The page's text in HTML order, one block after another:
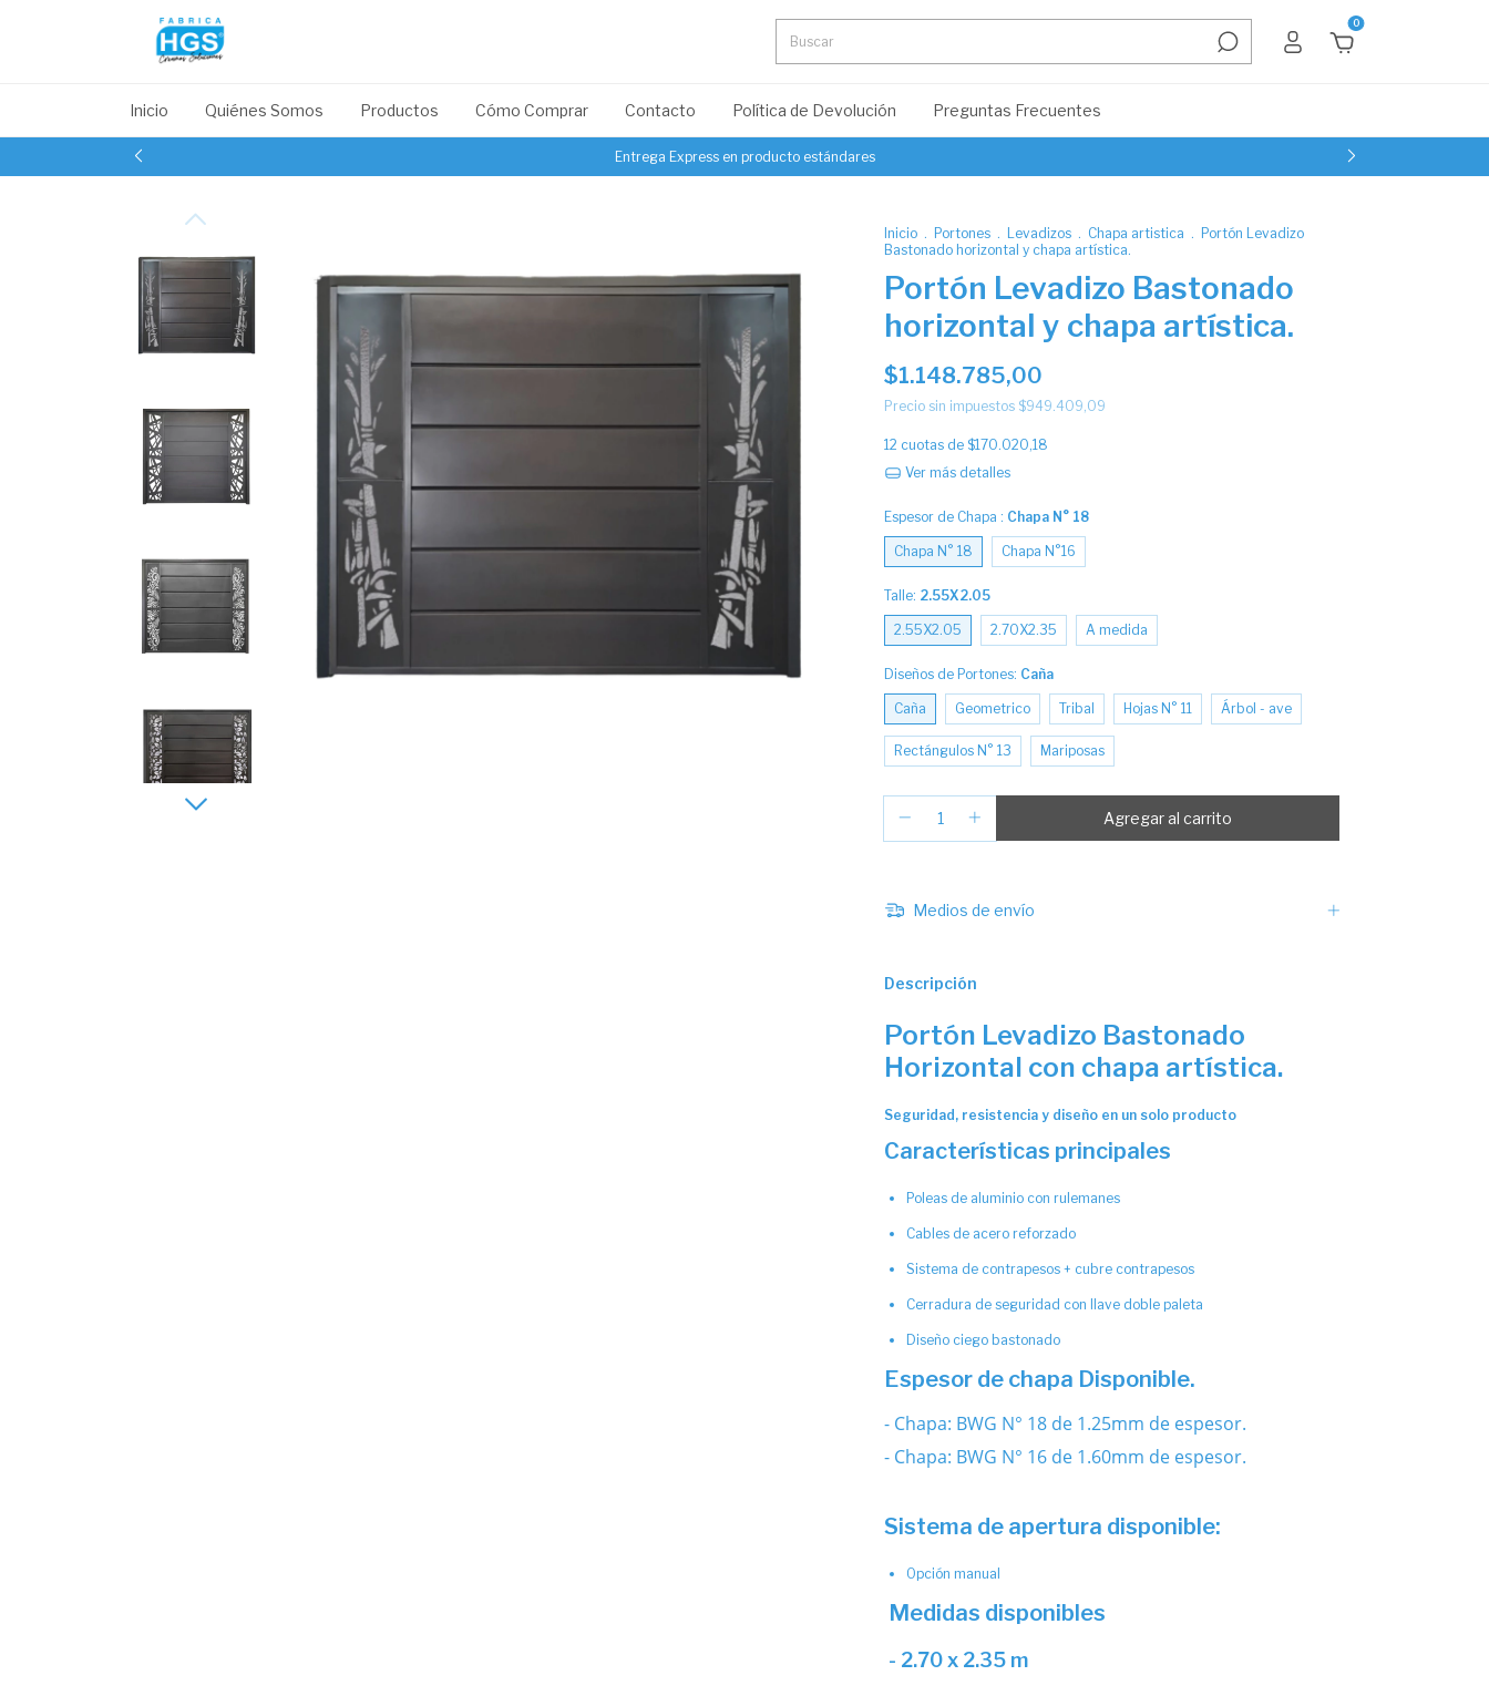
0
Inicio Quiénes Somos Productos Cómo Comprar Contacto Política de Devolución Preguntas Frecuentes
Entrega Express en producto estándares
Inicio . Portones . Levadizos . Chapa artistica . Portón Levadizo
Bastonado horizontal y chapa artística.
Portón Levadizo Bastonado
horizontal y chapa artística.
$1.148.785,00
Precio sin impuestos $949.409,09
12 cuotas de $170.020,18
Ver más detalles
Espesor de Chapa : Chapa N° 18
Chapa N° 18 Chapa N°16
Talle: 2.55X2.05
2.55X2.05 2.70X2.35 A medida
Diseños de Portones: Caña
Caña Geometrico Tribal Hojas N° 11 Árbol - ave
Rectángulos N° 13 Mariposas
Medios de envío
Descripción
Portón Levadizo Bastonado
Horizontal con chapa artística.
Seguridad, resistencia y diseño en un solo producto
Características principales
Poleas de aluminio con rulemanes
Cables de acero reforzado
Sistema de contrapesos + cubre contrapesos
Cerradura de seguridad con llave doble paleta
Diseño ciego bastonado
Espesor de chapa Disponible.
- Chapa: BWG N° 18 de 1.25mm de espesor.
- Chapa: BWG N° 16 de 1.60mm de espesor.
Sistema de apertura disponible:
Opción manual
Medidas disponibles
- 2.70 x 2.35 m